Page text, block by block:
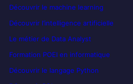
Découvrir le machine learning
Découvrir l’intelligence artificielle
Le métier de Data Analyst
Formation POEI en informatique
Découvrir le langage Python